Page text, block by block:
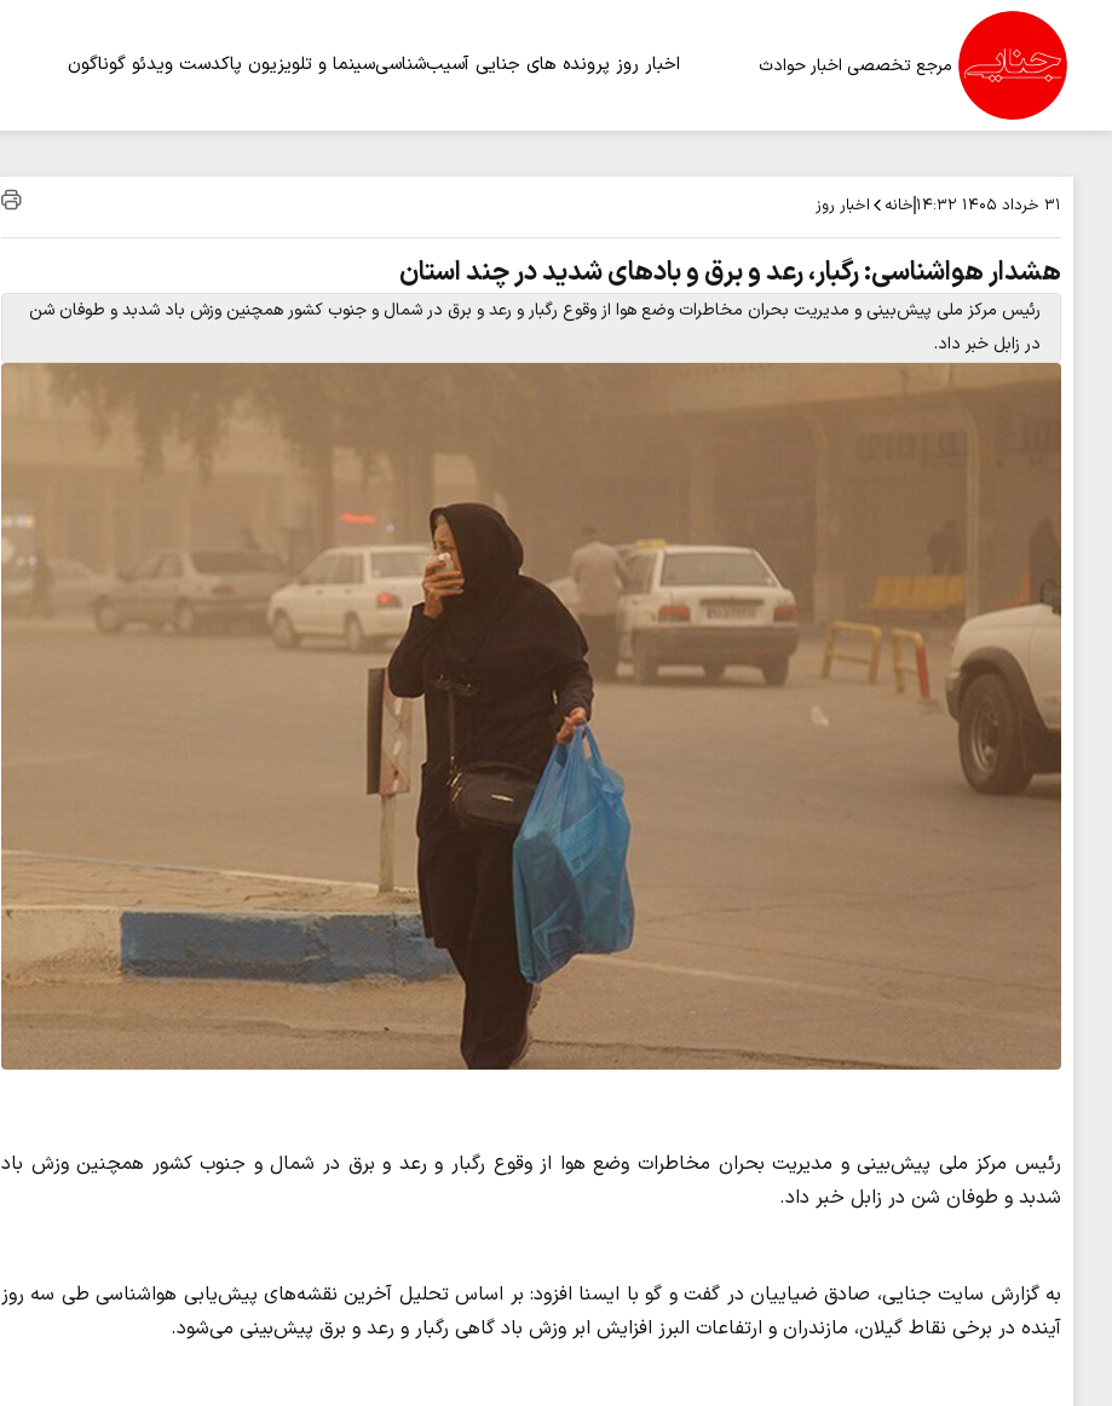
مرجع تخصصی اخبار حوادث اخبار روز پرونده های جنایی آسیب‌شناسیسینما و تلویزیون پاکدست ویدئو گوناگون
۳۱ خرداد ۱۴۰۵ ۱۴:۳۲ خانه اخبار روز
هشدار هواشناسی: رگبار، رعد و برق و بادهای شدید در چند استان
رئیس مرکز ملی پیش‌بینی و مدیریت بحران مخاطرات وضع هوا از وقوع رگبار و رعد و برق در شمال و جنوب کشور همچنین وزش باد شدبد و طوفان شن
در زابل خبر داد.
رئیس مرکز ملی پیش‌بینی و مدیریت بحران مخاطرات وضع هوا از وقوع رگبار و رعد و برق در شمال و جنوب کشور همچنین وزش باد
شدبد و طوفان شن در زابل خبر داد.
به گزارش سایت جنایی، صادق ضیاییان در گفت و گو با ایسنا افزود: بر اساس تحلیل آخرین نقشه‌های پیش‌یابی هواشناسی طی سه روز
آینده در برخی نقاط گیلان، مازندران و ارتفاعات البرز افزایش ابر وزش باد گاهی رگبار و رعد و برق پیش‌بینی می‌شود.